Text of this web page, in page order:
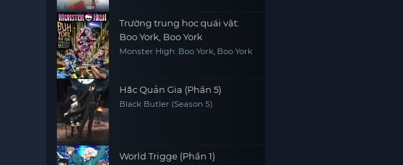
Trường trung học quái vật:
Boo York, Boo York
Monster High: Boo York, Boo York
Hắc Quản Gia (Phần 5)
Black Butler (Season 5)
World Trigge (Phần 1)